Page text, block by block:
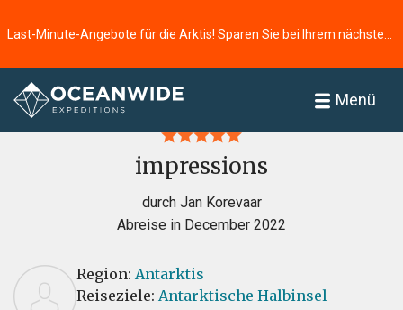
Menü
Startseite
impressions
durch Jan Korevaar
Abreise in December 2022
Region: Antarktis
Reiseziele: Antarktische Halbinsel